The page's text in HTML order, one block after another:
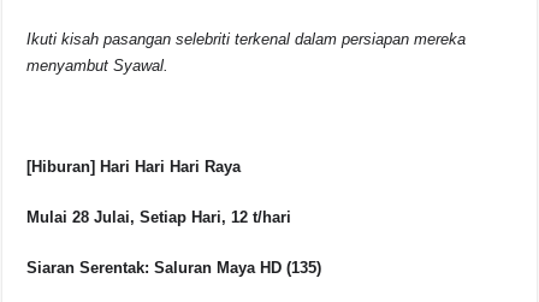
Ikuti kisah pasangan selebriti terkenal dalam persiapan mereka
menyambut Syawal.
[Hiburan] Hari Hari Hari Raya
Mulai 28 Julai, Setiap Hari, 12 t/hari
Siaran Serentak: Saluran Maya HD (135)